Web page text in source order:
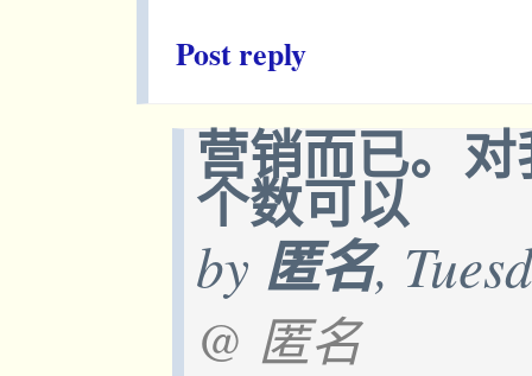
Post reply
营销而已。
个数可以
by 匿名,
@ 匿名